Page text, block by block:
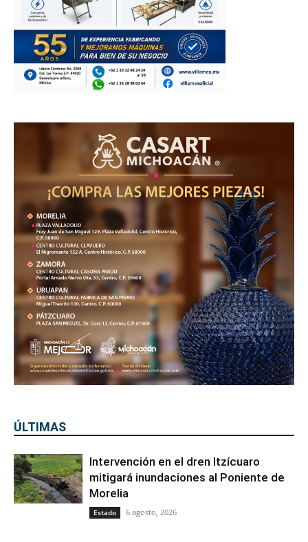
ÚLTIMAS
Intervención en el dren Itzícuaro
mitigará inundaciones al Poniente de
Morelia
Estado 6 agosto, 2026